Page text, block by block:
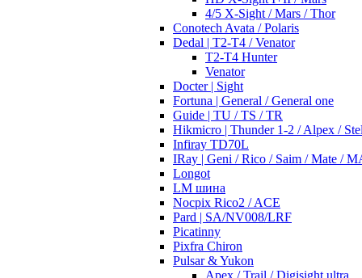
4/5 X-Sight / Mars / Thor
Conotech Avata / Polaris
Dedal | T2-T4 / Venator
T2-T4 Hunter
Venator
Docter | Sight
Fortuna | General / General one
Guide | TU / TS / TR
Hikmicro | Thunder 1-2 / Alpex /
Infiray TD70L
IRay | Geni / Rico / Saim / Mate /
Longot
LM шина
Nocpix Rico2 / ACE
Pard | SA/NV008/LRF
Picatinny
Pixfra Chiron
Pulsar & Yukon
Apex / Trail / Digisight ultra